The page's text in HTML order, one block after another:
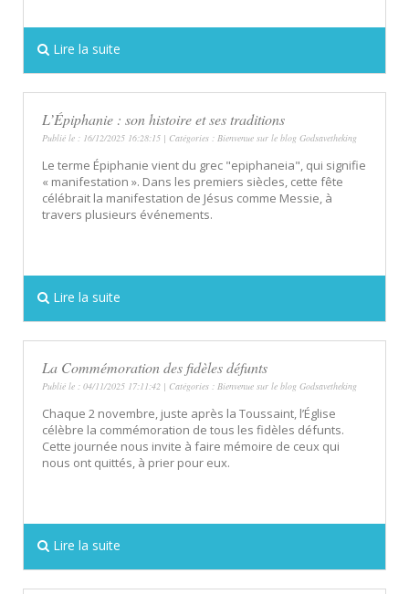
Lire la suite
L’Épiphanie : son histoire et ses traditions
Publié le : 16/12/2025 16:28:15 | Catégories : Bienvenue sur le blog Godsavetheking
Le terme Épiphanie vient du grec "epiphaneia", qui signifie
« manifestation ». Dans les premiers siècles, cette fête
célébrait la manifestation de Jésus comme Messie, à
travers plusieurs événements.
Lire la suite
La Commémoration des fidèles défunts
Publié le : 04/11/2025 17:11:42 | Catégories : Bienvenue sur le blog Godsavetheking
Chaque 2 novembre, juste après la Toussaint, l’Église
célèbre la commémoration de tous les fidèles défunts.
Cette journée nous invite à faire mémoire de ceux qui
nous ont quittés, à prier pour eux.
Lire la suite